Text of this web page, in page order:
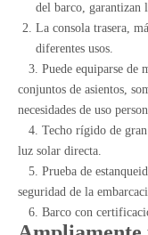
del barco, garantizan
La consola trasera,
diferentes usos.
3. Puede equiparse de
conjuntos de asientos,
necesidades de uso
4. Techo rígido de
luz solar directa.
5. Prueba de
seguridad de la
6. Barco con